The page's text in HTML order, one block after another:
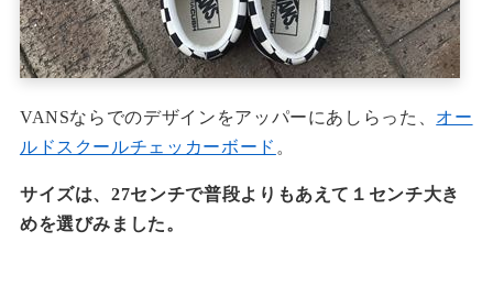
VANSならでのデザインをアッパーにあしらった、 オー
ルドスクールチェッカーボード 。
サイズは、27センチで普段よりもあえて１センチ大き
めを選びみました。